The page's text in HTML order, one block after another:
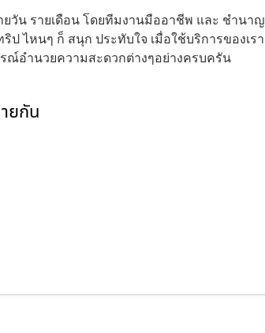
วัน รายเดือน โดยทีมงานมืออาชีพ และ ชำนาญ
ไหนๆ ก็ สนุก ประทับใจ เมื่อใช้บริการของเรา
ณ์อำนวยความสะดวกต่างๆอย่างครบครัน
ยกัน